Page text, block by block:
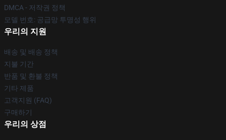
DMCA - 저작권 정책
모델 번호: 공급망 투명성 행위
우리의 지원
배송 및 배송 정책
지불 기간
반품 및 환불 정책
기타 제품
고객지원 (FAQ)
구매하기
우리의 상점